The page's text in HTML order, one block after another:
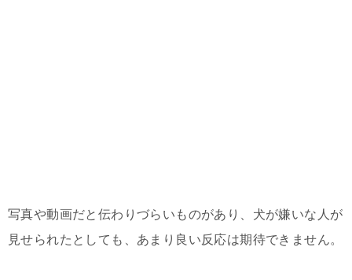
写真や動画だと伝わりづらいものがあり、犬が嫌いな人が
見せられたとしても、あまり良い反応は期待できません。